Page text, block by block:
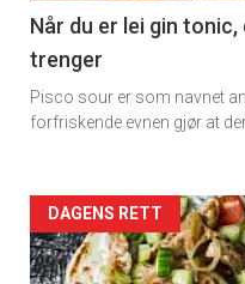
11
Når du er lei gin
trenger
Pisco sour er som navnet
forfriskende evnen gjør at
Artikler
detail
DAGENS RETT